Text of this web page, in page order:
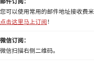
您可以使用常用的邮件地址接收费
点击这里马上订阅 ！
微信订阅：
微信扫描右侧二维码。